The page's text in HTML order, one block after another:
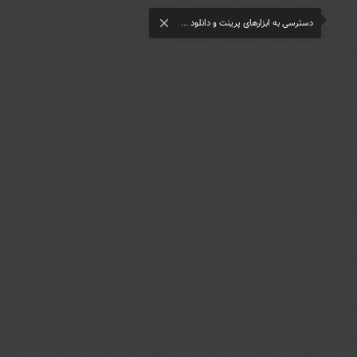
دسترسی به ابزارهای پرینت و دانلود ... close